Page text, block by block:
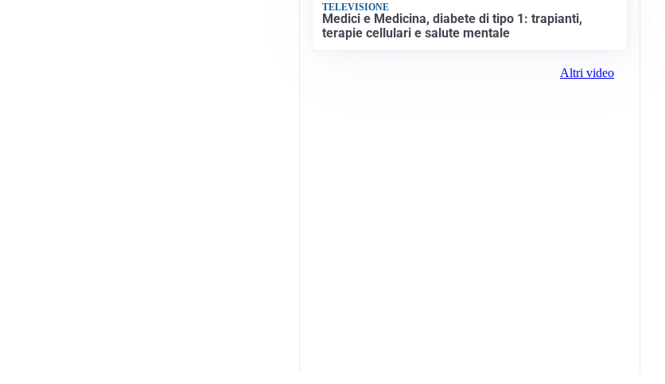
TELEVISIONE
Medici e Medicina, diabete di tipo 1: trapianti,
terapie cellulari e salute mentale
Altri video